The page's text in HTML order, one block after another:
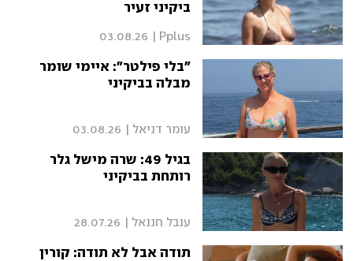
ביקיני זעיר
Pplus
03.08.26
"בלי פילטר": איימי שומר
מבלה בביקיני
עומר דניאל 03.08.26
בגיל 49: שרה מישל גלר
רותחת בביקיני
ענבל חננאל 28.07.26
תודה אבל לא תודה: קורין